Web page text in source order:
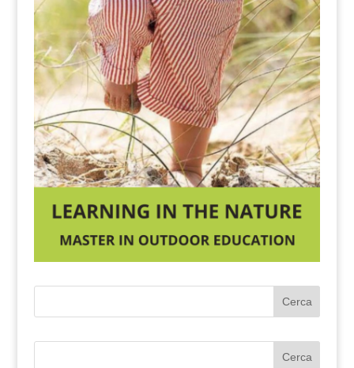
Cerca
Cerca